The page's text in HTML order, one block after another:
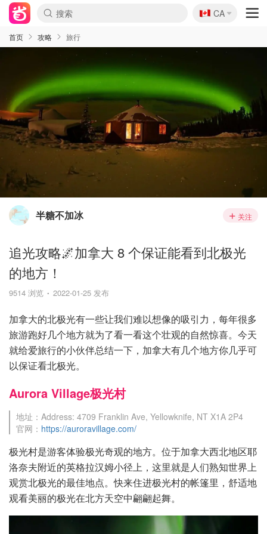
🇨🇦
CA
首页 攻略 旅行
半糖不加冰 关注
追光攻略🌌加拿大 8 个保证能看到北极光
的地方！
9514 浏览 2022-01-25 发布
加拿大的北极光有一些让我们难以想像的吸引力，每年很多
旅游跑好几个地方就为了看一看这个壮观的自然惊喜。今天
就给爱旅行的小伙伴总结一下，加拿大有几个地方你几乎可
以保证看北极光。
Aurora Village极光村
地址：Address: 4709 Franklin Ave, Yellowknife, NT X1A 2P4
官网： https://auroravillage.com/
极光村是游客体验极光奇观的地方。位于加拿大西北地区耶
洛奈夫附近的英格拉汉姆小径上，这里就是人们熟知世界上
观赏北极光的最佳地点。快来住进极光村的帐篷里，舒适地
观看美丽的极光在北方天空中翩翩起舞。